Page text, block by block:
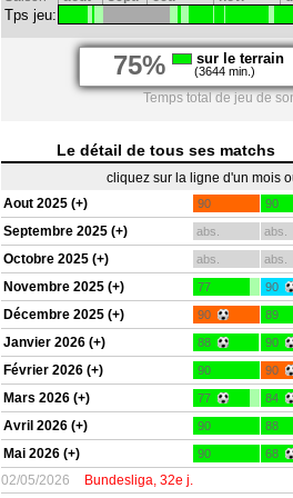
Tps jeu:
75% sur le terrain
(3644 min.)
Temps total de jeu de
Le détail de tous ses matchs
cliquez sur la ligne d'un mois
Aout 2025 (+)
90 90
Septembre 2025 (+) abs. abs.
Octobre 2025 (+) abs. abs.
Novembre 2025 (+) 77 90
Décembre 2025 (+) 90 89
Janvier 2026 (+) 88 90
Février 2026 (+) 90 90
Mars 2026 (+) 77 84
Avril 2026 (+) 90 88
Mai 2026 (+) 90 68
02/05/2026 Bundesliga, 32e j.